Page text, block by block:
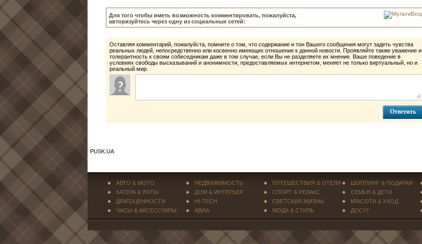
Для того чтобы иметь возможность комментировать, пожалуйста,
авторизуйтесь через одну из социальных сетей:
Оставляя комментарий, пожалуйста, помните о том, что содержание и тон Вашего сообщения могут задеть чувства
реальных людей, непосредственно или косвенно имеющих отношение к данной новости. Проявляйте также уважение и
толерантность к своим собеседникам даже в том случае, если Вы не разделяете их мнение. Ваше поведение в
условиях свободы высказываний и анонимности, предоставляемых интернетом, меняет не только виртуальный, но и
реальный мир.
PUSK.UA
АВТО & МОТО
КАТЕРА & ЯХТЫ
ДРАГОЦЕННОСТИ
ЧАСЫ & АКСЕССУАРЫ
НЕДВИЖИМОСТЬ
ДОМ & ИНТЕРЬЕР
HI-TECH
АВИА
ПУТЕШЕСТВИЯ & ОТЕЛИ
СПОРТ & РЕЛАКС
СВЕТСКАЯ ЖИЗНЬ
МОДА & СТИЛЬ
ШОППИНГ & ПОДАРКИ
СЕМЬЯ & ДЕТИ
КРАСОТА & УХОД
ДОСУГ